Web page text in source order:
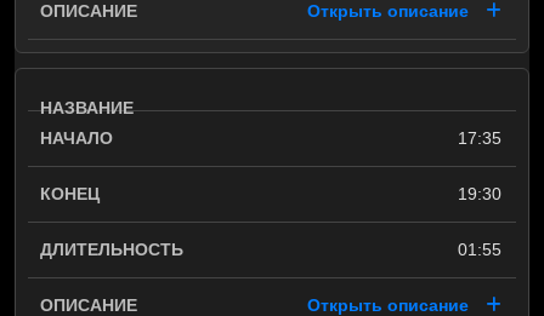
Открыть описание
17:35
19:30
01:55
Открыть описание